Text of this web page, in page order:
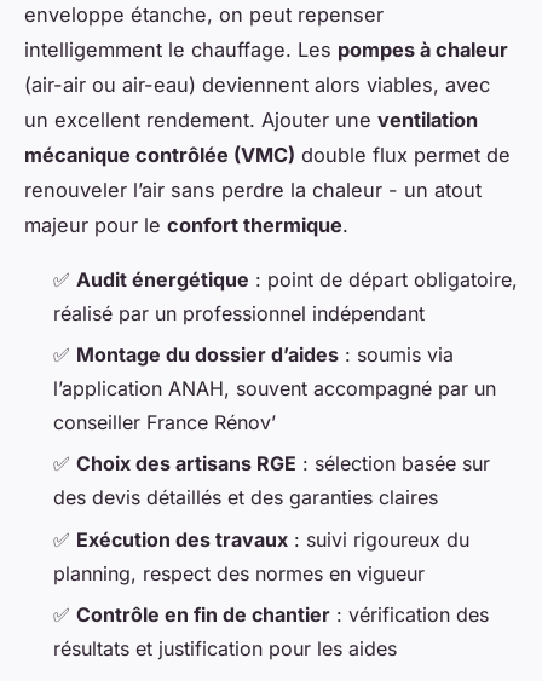
enveloppe étanche, on peut repenser
intelligemment le chauffage. Les pompes à chaleur
(air-air ou air-eau) deviennent alors viables, avec
un excellent rendement. Ajouter une ventilation
mécanique contrôlée (VMC) double flux permet de
renouveler l’air sans perdre la chaleur - un atout
majeur pour le confort thermique.
✅ Audit énergétique : point de départ obligatoire,
réalisé par un professionnel indépendant
✅ Montage du dossier d’aides : soumis via
l’application ANAH, souvent accompagné par un
conseiller France Rénov’
✅ Choix des artisans RGE : sélection basée sur
des devis détaillés et des garanties claires
✅ Exécution des travaux : suivi rigoureux du
planning, respect des normes en vigueur
✅ Contrôle en fin de chantier : vérification des
résultats et justification pour les aides